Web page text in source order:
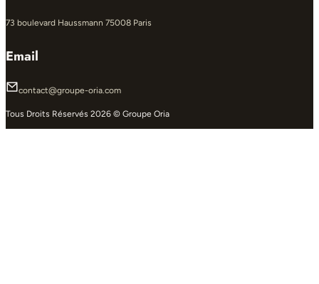
73 boulevard Haussmann 75008 Paris
Email
contact@groupe-oria.com
Tous Droits Réservés 2026 © Groupe Oria